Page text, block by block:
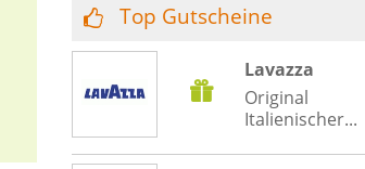
Top Gutscheine
Lavazza
Original
Italienischer...